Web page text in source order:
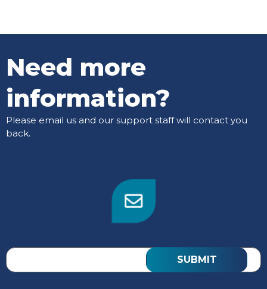
Need more
information?
Please email us and our support staff will contact you
back.